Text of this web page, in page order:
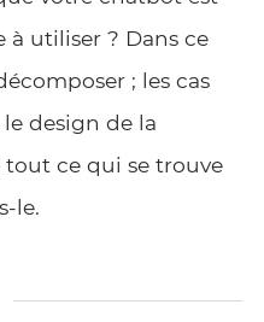
utiliser ? Dans ce
; les cas
design de la
tout ce qui se trouve
le.